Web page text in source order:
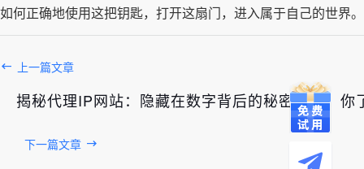
如何正确地使用这把钥匙，打开这扇门，进入属于自己的世界。
上一篇文章
揭秘代理IP网站：隐藏在数字背后的秘密门户，你
下一篇文章